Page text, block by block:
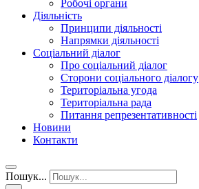
Робочі органи
Діяльність
Принципи діяльності
Напрямки діяльності
Соціальний діалог
Про соціальний діалог
Сторони соціального діалогу
Територіальна угода
Територіальна рада
Питання репрезентативності
Новини
Контакти
Пошук...